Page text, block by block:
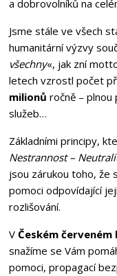
a dobrovolníků na
Jsme stále ve všech
humanitární výzvy
všechny«, jak zní
letech vzrostl počet
milionů ročně –
služeb…
Základními principy,
Nestrannost –
jsou zárukou toho, že
pomoci odpovídající
rozlišování.
V Českém červeném
snažíme se Vám
pomoci, propagací